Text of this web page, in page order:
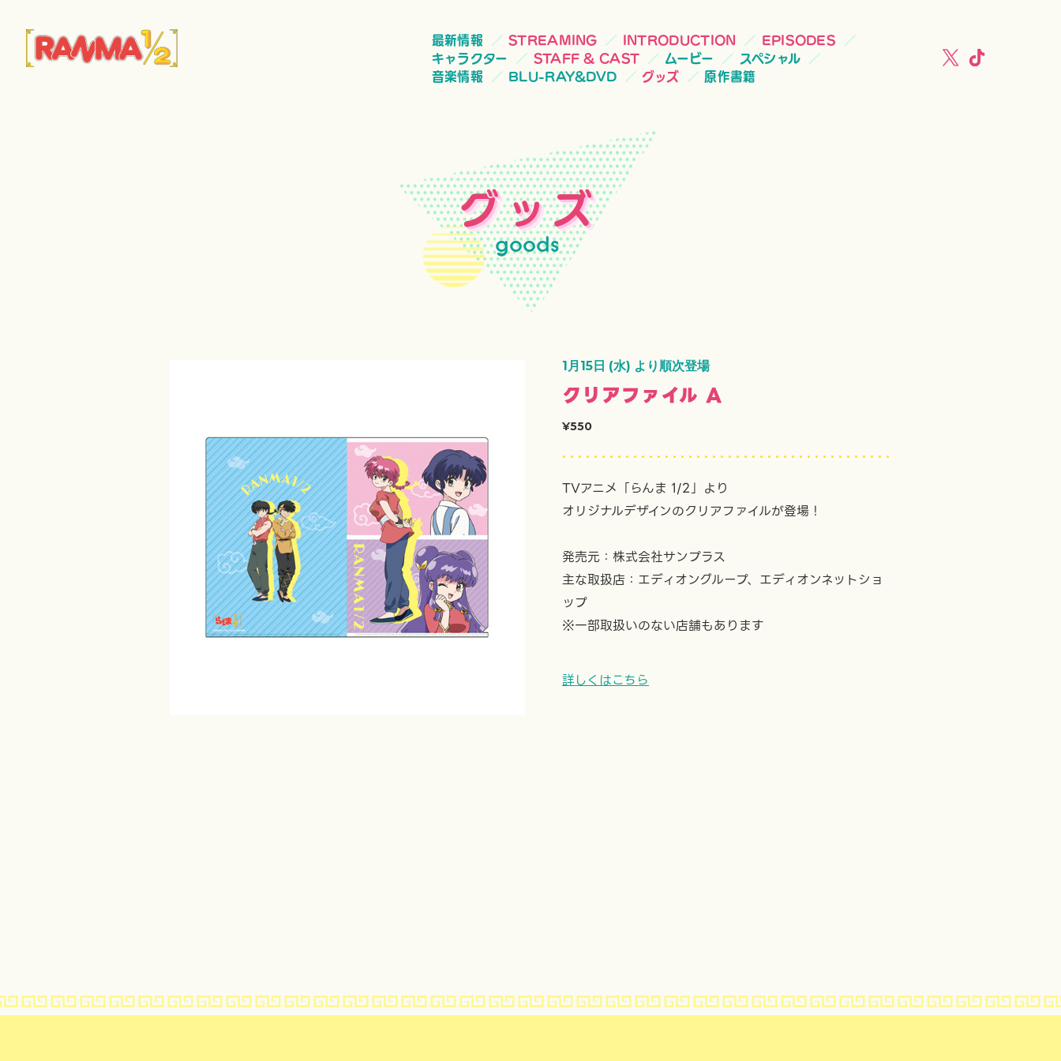
最新情報 STREAMING INTRODUCTION
EPISODES
キャラクター
STAFF & CAST ムービー
スペシャル
音楽情報
BLU-RAY&DVD グッズ 原作書籍
グッズ
goods
1月15日 (水) より順次登場
クリアファイル A
¥550
TVアニメ「らんま 1/2」より
オリジナルデザインのクリアファイルが登場！
発売元：株式会社サンプラス
主な取扱店：エディオングループ、エディオンネットショ
ップ
※一部取扱いのない店舗もあります
詳しくはこちら